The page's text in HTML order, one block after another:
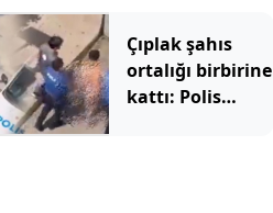
Çıplak şahıs
ortalığı birbirine
kattı: Polis